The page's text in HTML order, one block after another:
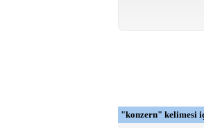
"konzern" kelimesi